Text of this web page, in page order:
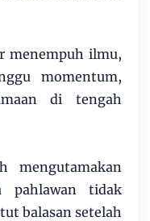
menempuh ilmu,
momentum,
di tengah
mengutamakan
pahlawan tidak
balasan setelah